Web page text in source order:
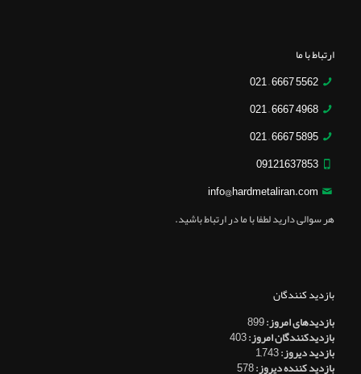
ارتباط با ما
5562 6667 – 021
4968 6667 – 021
5895 6667 – 021
09121637853
info@hardmetaliran.com
هر سوالی دارید لطفا با ما در ارتباط باشید.
بازدید کنندگان
بازدیدهای امروز:899
بازدیدکنندگان امروز:403
بازدید دیروز:1,743
بازدید کننده دیروز:578